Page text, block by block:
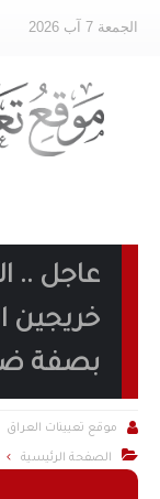
الجمعة 7 آب 2026
عاجل ..
خريجين
بصفة
 موقع تعيينات العراق
 الصفحة الرئيسية